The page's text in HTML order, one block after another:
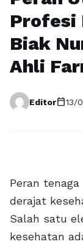
Profesi
Biak
Ahli
Editorcalendar_today13/
Peran
derajat
Salah satu
kesehatan